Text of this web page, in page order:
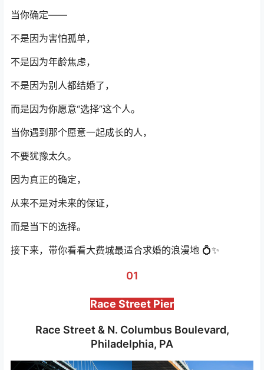
当你确定——
不是因为害怕孤单，
不是因为年龄焦虑，
不是因为别人都结婚了，
而是因为你愿意“选择”这个人。
当你遇到那个愿意一起成长的人，
不要犹豫太久。
因为真正的确定，
从来不是对未来的保证，
而是当下的选择。
接下来，带你看看大费城最适合求婚的浪漫地 💍✨
01
Race Street Pier
Race Street & N. Columbus Boulevard,
Philadelphia, PA